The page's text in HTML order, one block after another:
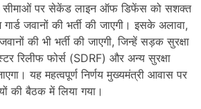
सीमाओं पर सेकेंड लाइन ऑफ डिफेंस को सशक्त
जवानों की भर्ती की जाएगी। इसके अलावा,
की भी भर्ती की जाएगी, जिन्हें सड़क सुरक्षा
रिलीफ फोर्स (SDRF) और अन्य सुरक्षा
यह महत्वपूर्ण निर्णय मुख्यमंत्री आवास पर
की बैठक में लिया गया।